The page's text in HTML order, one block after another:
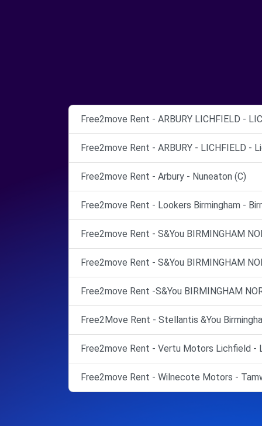
Free2move Rent - ARBURY LICHFIELD -
Free2move Rent - ARBURY - LICHFIELD -
Free2move Rent - Arbury - Nuneaton (C)
Free2move Rent - Lookers Birmingham -
Free2move Rent - S&You BIRMINGHAM
Free2move Rent - S&You BIRMINGHAM
Free2move Rent -S&You BIRMINGHAM
Free2Move Rent - Stellantis &You
Free2move Rent - Vertu Motors Lichfield -
Free2move Rent - Wilnecote Motors -